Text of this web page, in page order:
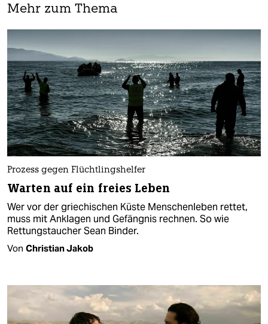
Mehr zum Thema
Prozess gegen Flüchtlingshelfer
Warten auf ein freies Leben
Wer vor der griechischen Küste Menschenleben rettet,
muss mit Anklagen und Gefängnis rechnen. So wie
Rettungstaucher Sean Binder.
Von Christian Jakob